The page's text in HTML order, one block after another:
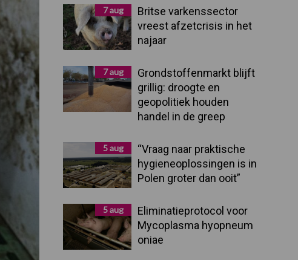
Sidebar7 aug
Britse varkenssector
vreest afzetcrisis in het
najaar
7 aug
Grondstoffenmarkt blijft
grillig: droogte en
geopolitiek houden
handel in de greep
5 aug
“Vraag naar praktische
hygieneoplossingen is in
Polen groter dan ooit”
5 aug
Eliminatieprotocol voor
Mycoplasma hyopneum
oniae